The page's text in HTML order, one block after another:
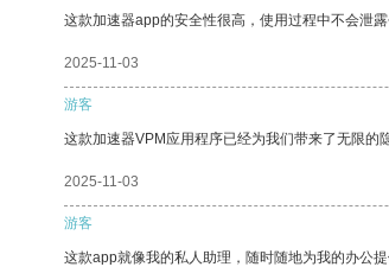
这款加速器app的安全性很高，使用过程中不会泄露
2025-11-03
游客
这款加速器VPM应用程序已经为我们带来了无限的
2025-11-03
游客
这款app就像我的私人助理，随时随地为我的办公